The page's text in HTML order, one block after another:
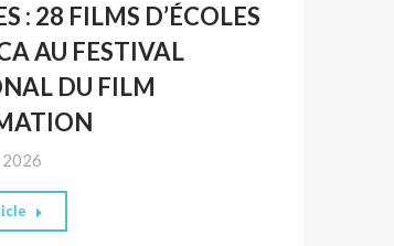
: 28 FILMS D’ÉCOLES
AU FESTIVAL
DU FILM